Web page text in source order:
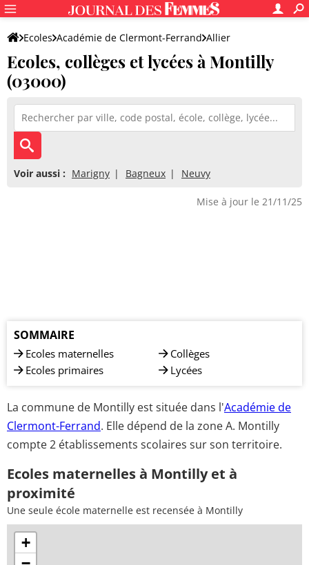
Ecoles Académie de Clermont-Ferrand Allier
Ecoles, collèges et lycées à Montilly
(03000)
Voir aussi : Marigny Bagneux Neuvy
Mise à jour le 21/11/25
SOMMAIRE
Ecoles maternelles
Ecoles primaires
Collèges
Lycées
La commune de Montilly est située dans l'Académie de
Clermont-Ferrand. Elle dépend de la zone A. Montilly
compte 2 établissements scolaires sur son territoire.
Ecoles maternelles à Montilly et à
proximité
Une seule école maternelle est recensée à Montilly
+